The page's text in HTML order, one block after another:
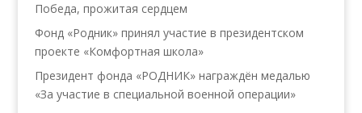
Победа, прожитая сердцем
Фонд «Родник» принял участие в президентском
проекте «Комфортная школа»
Президент фонда «РОДНИК» награждён медалью
«За участие в специальной военной операции»